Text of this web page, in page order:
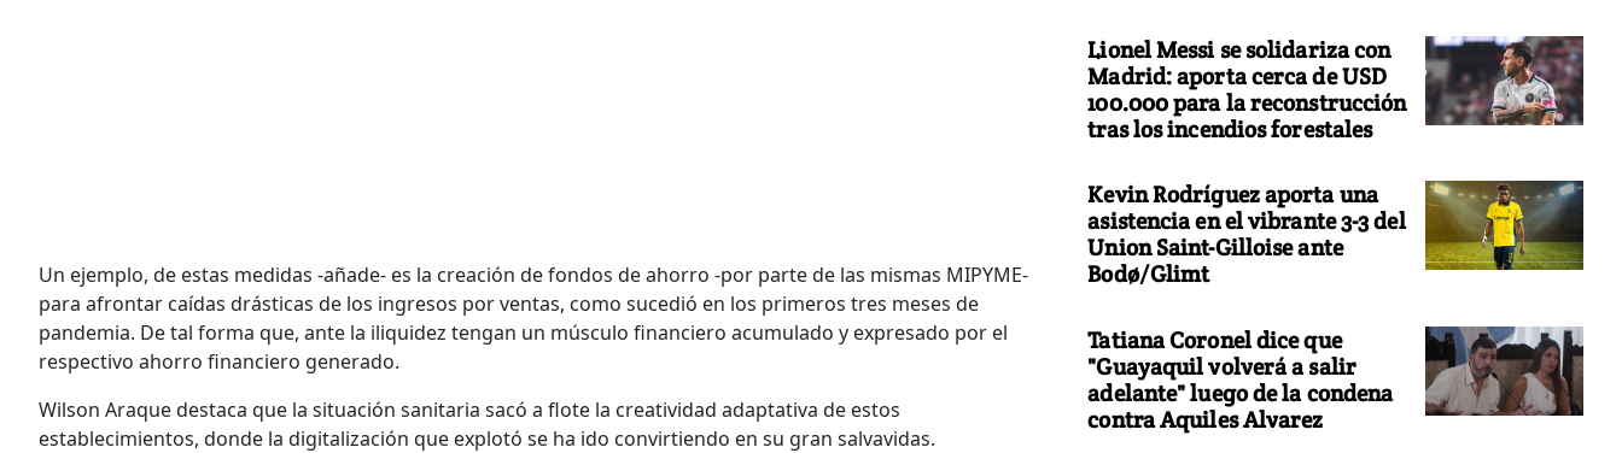
Un ejemplo, de estas medidas -añade- es la creación de fondos de ahorro -por parte de las mismas MIPYME-
para afrontar caídas drásticas de los ingresos por ventas, como sucedió en los primeros tres meses de
pandemia. De tal forma que, ante la iliquidez tengan un músculo financiero acumulado y expresado por el
respectivo ahorro financiero generado.
Wilson Araque destaca que la situación sanitaria sacó a flote la creatividad adaptativa de estos
establecimientos, donde la digitalización que explotó se ha ido convirtiendo en su gran salvavidas.
Lionel Messi se solidariza con
Madrid: aporta cerca de USD
100.000 para la reconstrucción
tras los incendios forestales
Kevin Rodríguez aporta una
asistencia en el vibrante 3-3 del
Union Saint-Gilloise ante
Bodø/Glimt
Tatiana Coronel dice que
"Guayaquil volverá a salir
adelante" luego de la condena
contra Aquiles Alvarez